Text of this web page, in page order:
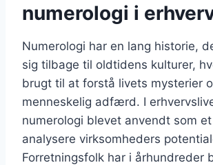
numerologi i
Numerologi har en lang historie,
sig tilbage til oldtidens kulturer,
brugt til at forstå livets mysterier
menneskelig adfærd. I
numerologi blevet anvendt som
analysere virksomheders
Forretningsfolk har i århundreder